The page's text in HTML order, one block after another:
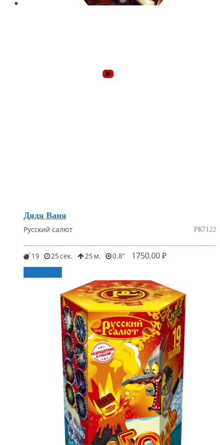
Дядя Ваня
РК7122
Русский салют
19 25 25 0.8 1750.00₽